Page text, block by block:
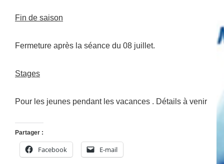
Fin de saison
Fermeture après la séance du 08 juillet.
Stages
Pour les jeunes pendant les vacances . Détails à venir
Partager :
Facebook E-mail